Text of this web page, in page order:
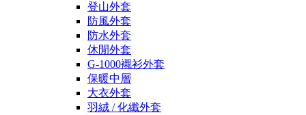
登山外套
防風外套
防水外套
休閒外套
G-1000襯衫外套
保暖中層
大衣外套
羽絨 / 化纖外套